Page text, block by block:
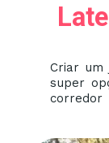
Criar um
super
corredor